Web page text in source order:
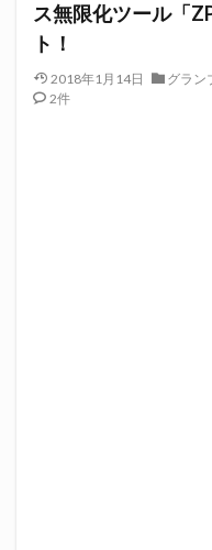
ス無限化ツール「
ト！
2018年1月14日 グラン
2件